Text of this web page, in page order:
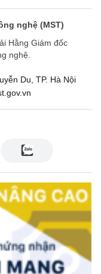
nghệ (MST)
Hằng Giám đốc
nghệ.
Du, TP. Hà Nội